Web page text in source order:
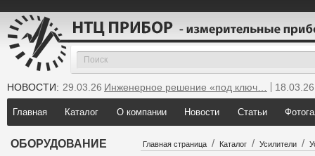
НОВОСТИ: 29.03.26 Инженерное решение «под ключ…
18.03.26
25.12.25Мы инсталлировали новую GTEM…
Главная Каталог О компании Новости Статьи
ОБОРУДОВАНИЕ Главная страница / Каталог / Усилители /